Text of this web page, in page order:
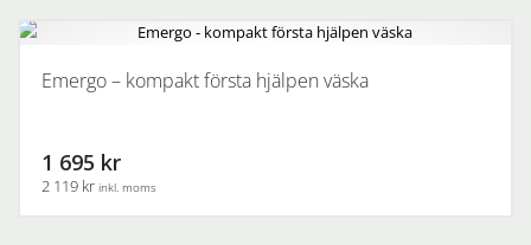
Emergo – kompakt första hjälpen väska
1 695 kr
2 119 kr inkl. moms